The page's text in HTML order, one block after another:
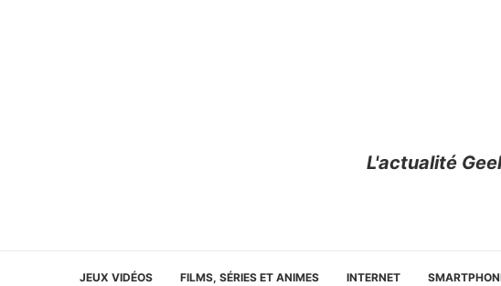
L'actualité
JEUX VIDÉOS FILMS, SÉRIES ET ANIMES INTERNET